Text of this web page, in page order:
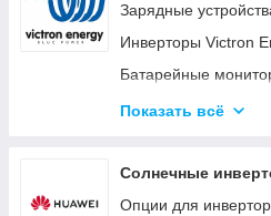
Солнечные
Комплектующие к
Зарядные
Инверторы Victron
Батарейные
Панели управления
Color Control GX
Показать всё
Солнечные
Опции для